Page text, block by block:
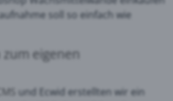
soll so einfach wie
eigenen
und Ecwid erstellten wir ein